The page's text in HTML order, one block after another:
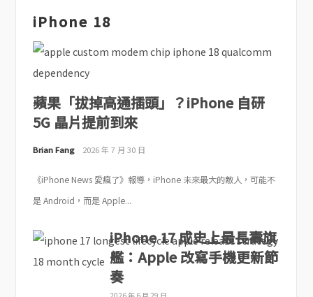
iPhone 18
蘋果「拔掉高通插頭」？iPhone 自研
5G 晶片提前到來
Brian Fang 2026 年 7 月 30 日
《iPhone News 愛瘋了》報導，iPhone 未來最大的敵人，可能不
是 Android，而是 Apple...
iPhone 17 成史上最長壽旗
艦：Apple 改寫手機更新節
奏